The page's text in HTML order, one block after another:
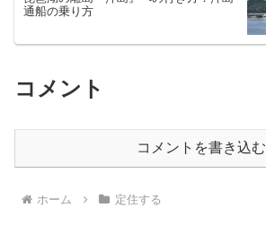
通船の乗り方
コメント
コメントを書き込む
ホーム 定住する